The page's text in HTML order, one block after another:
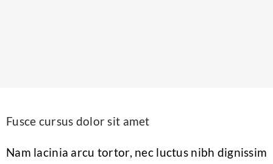
Fusce cursus dolor sit amet
Nam lacinia arcu tortor, nec luctus nibh dignissim